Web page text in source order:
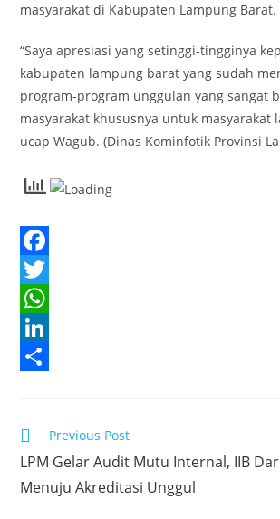
masyarakat di Kabupaten Lampung Barat.
“Saya apresiasi yang setinggi-tingginya
kabupaten lampung barat yang sudah
program-program unggulan yang sangat
masyarakat khususnya untuk masyarakat
ucap Wagub. (Dinas Kominfotik Provinsi
F
a
c
e
o
k
T
w
e
r
W
h
s
A
L
k
e
a
r
Read
articles
Previous Post
LPM Gelar Audit Mutu Internal, IIB
Menuju Akreditasi Unggul